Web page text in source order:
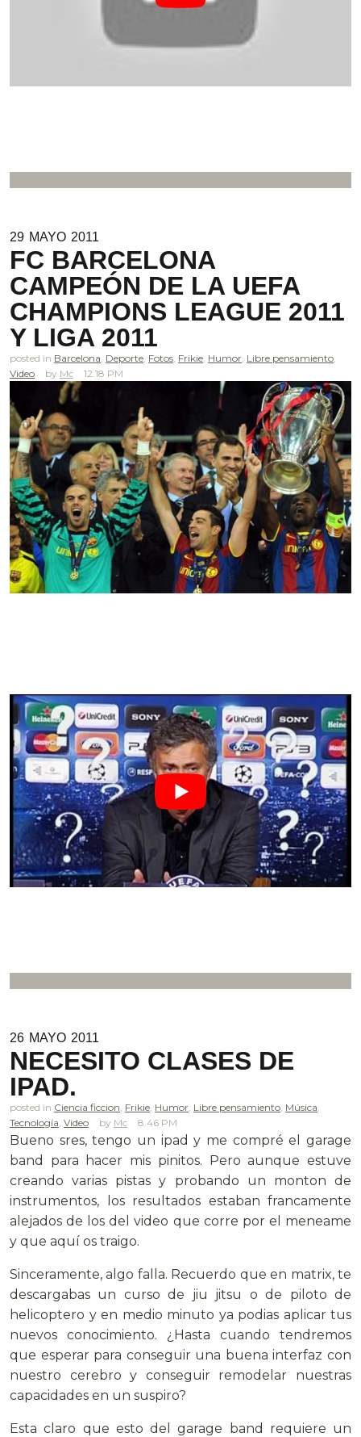
29 MAYO 2011
FC BARCELONA
CAMPEÓN DE LA UEFA
CHAMPIONS LEAGUE 2011
Y LIGA 2011
posted in Barcelona, Deporte, Fotos, Frikie, Humor, Libre pensamiento,
Video
Mc 12.18 PM
26 MAYO 2011
NECESITO CLASES DE
IPAD.
posted in Ciencia ficcion Frikie Humor Libre pensamiento Música
Tecnología Video Mc 8.46 PM
Bueno sres, tengo un ipad y me compré el garage
band para hacer mis pinitos. Pero aunque estuve
creando varias pistas y probando un monton de
instrumentos, los resultados estaban francamente
alejados de los del video que corre por el meneame
y que aquí os traigo.
Sinceramente, algo falla. Recuerdo que en matrix, te
descargabas un curso de jiu jitsu o de piloto de
helicoptero y en medio minuto ya podias aplicar tus
nuevos conocimiento. ¿Hasta cuando tendremos
que esperar para conseguir una buena interfaz con
nuestro cerebro y conseguir remodelar nuestras
capacidades en un suspiro?
Esta claro que esto del garage band requiere un